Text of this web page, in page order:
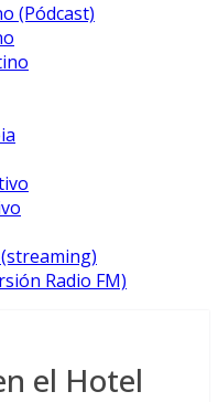
(Pódcast)
Radio FM)
el Hotel